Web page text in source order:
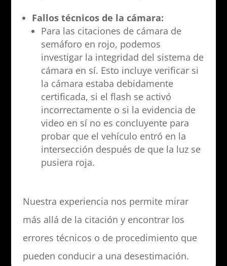
Fallos técnicos de la cámara:
Para las citaciones de cámara de
semáforo en rojo, podemos
investigar la integridad del sistema de
cámara en sí. Esto incluye verificar si
la cámara estaba debidamente
certificada, si el flash se activó
incorrectamente o si la evidencia de
video en sí no es concluyente para
probar que el vehículo entró en la
intersección después de que la luz se
pusiera roja.
Nuestra experiencia nos permite mirar
más allá de la citación y encontrar los
errores técnicos o de procedimiento que
pueden conducir a una desestimación.